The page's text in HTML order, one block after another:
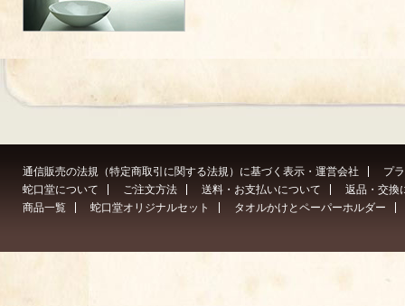
通信販売の法規（特定商取引に関する法規）に基づく表示・運営会社
プ
蛇口堂について
ご注文方法 送料・お支払いについて
返品・交換
商品一覧
蛇口堂オリジナルセット タオルかけとペーパーホルダー